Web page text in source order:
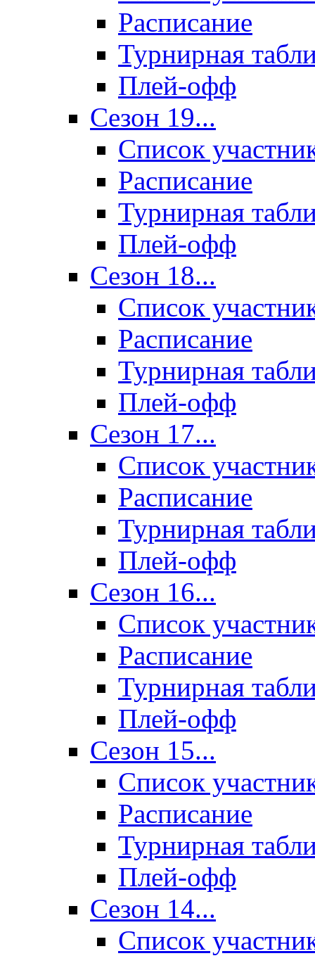
Расписание
Турнирная
Плей-офф
Сезон 19...
Список
Расписание
Турнирная
Плей-офф
Сезон 18...
Список
Расписание
Турнирная
Плей-офф
Сезон 17...
Список
Расписание
Турнирная
Плей-офф
Сезон 16...
Список
Расписание
Турнирная
Плей-офф
Сезон 15...
Список
Расписание
Турнирная
Плей-офф
Сезон 14...
Список